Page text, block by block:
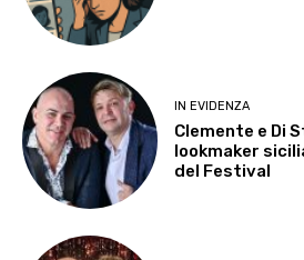
IN EVIDENZA
Clemente e Di
lookmaker
del Festival